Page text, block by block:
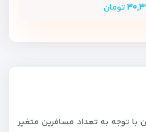
تومان
با توجه به تعداد مسافرین متغیر